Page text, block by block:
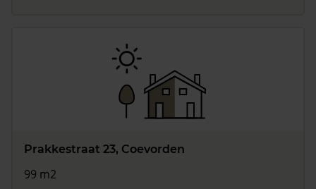
Prakkestraat 23, Coevorden
99 m2